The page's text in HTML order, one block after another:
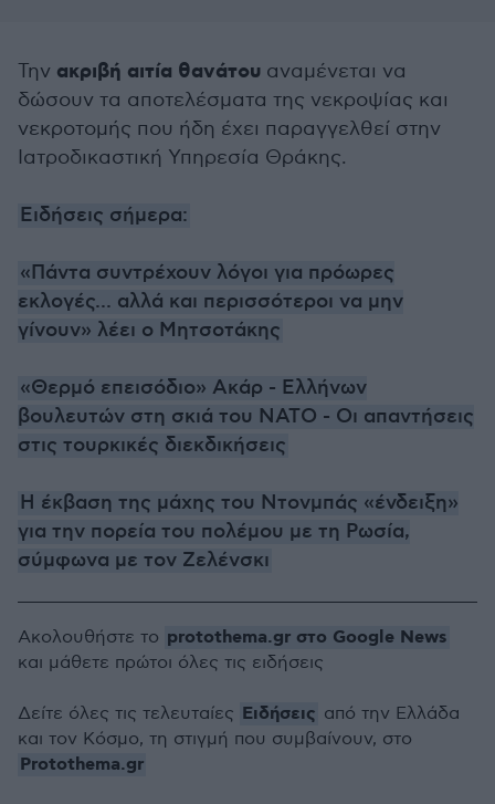
Την ακριβή αιτία θανάτου αναμένεται να
δώσουν τα αποτελέσματα της νεκροψίας και
νεκροτομής που ήδη έχει παραγγελθεί στην
Ιατροδικαστική Υπηρεσία Θράκης.
Ειδήσεις σήμερα:
«Πάντα συντρέχουν λόγοι για πρόωρες
εκλογές... αλλά και περισσότεροι να μην
γίνουν» λέει ο Μητσοτάκης
«Θερμό επεισόδιο» Ακάρ - Ελλήνων
βουλευτών στη σκιά του ΝΑΤΟ - Οι απαντήσεις
στις τουρκικές διεκδικήσεις
Η έκβαση της μάχης του Ντονμπάς «ένδειξη»
για την πορεία του πολέμου με τη Ρωσία,
σύμφωνα με τον Ζελένσκι
Ακολουθήστε το protothema.gr στο Google News
και μάθετε πρώτοι όλες τις ειδήσεις
Δείτε όλες τις τελευταίες Ειδήσεις από την Ελλάδα
και τον Κόσμο, τη στιγμή που συμβαίνουν, στο
Protothema.gr